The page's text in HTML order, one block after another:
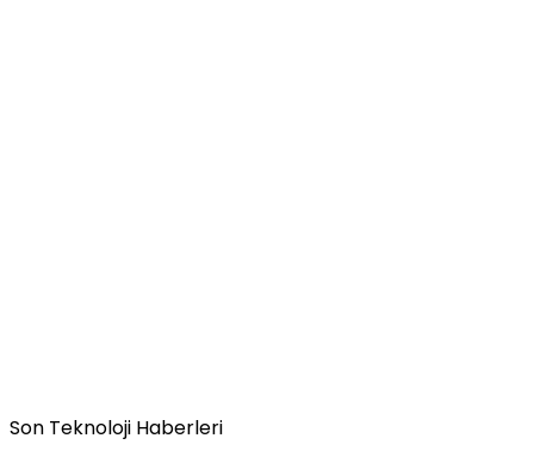
Son Teknoloji Haberleri